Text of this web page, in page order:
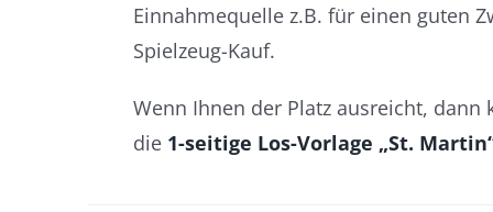
Einnahmequelle z.B. für einen guten
Spielzeug-Kauf.
Wenn Ihnen der Platz ausreicht, dann
die 1-seitige Los-Vorlage „St.